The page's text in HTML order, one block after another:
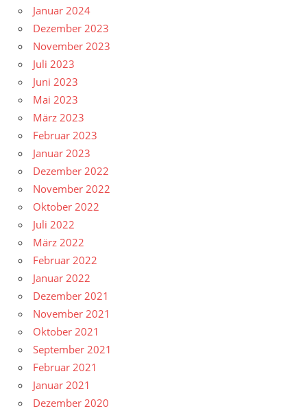
Januar 2024
Dezember 2023
November 2023
Juli 2023
Juni 2023
Mai 2023
März 2023
Februar 2023
Januar 2023
Dezember 2022
November 2022
Oktober 2022
Juli 2022
März 2022
Februar 2022
Januar 2022
Dezember 2021
November 2021
Oktober 2021
September 2021
Februar 2021
Januar 2021
Dezember 2020